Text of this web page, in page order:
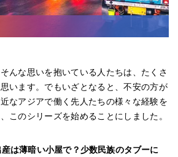
んな思いを抱いている人たちは、たくさ
います。でもいざとなると、不安の方が
なアジアで働く先人たちの様々な経験を
このシリーズを始めることにしました。
は薄暗い小屋で？少数民族のタブーに